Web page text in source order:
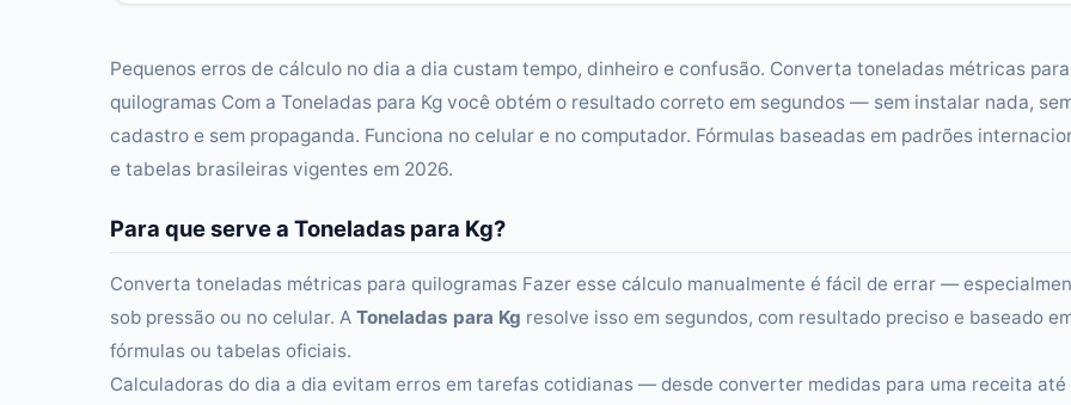
Pequenos erros de cálculo no dia a dia custam tempo, dinheiro e confusão. Converta toneladas métricas para
quilogramas Com a Toneladas para Kg você obtém o resultado correto em segundos — sem instalar nada,
cadastro e sem propaganda. Funciona no celular e no computador. Fórmulas baseadas em padrões
e tabelas brasileiras vigentes em 2026.
Para que serve a Toneladas para Kg?
Converta toneladas métricas para quilogramas Fazer esse cálculo manualmente é fácil de errar —
sob pressão ou no celular. A Toneladas para Kg resolve isso em segundos, com resultado preciso e baseado
fórmulas ou tabelas oficiais.
Calculadoras do dia a dia evitam erros em tarefas cotidianas — desde converter medidas para uma receita até